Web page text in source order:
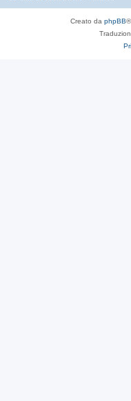
Creato da phpBB